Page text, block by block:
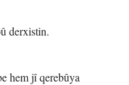
derxistin.
hem jî qerebûya